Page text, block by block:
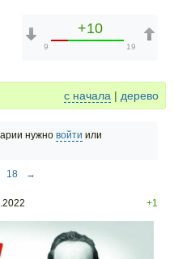
+10
9 19
с начала | дерево
нужно войти или
18 →
+1